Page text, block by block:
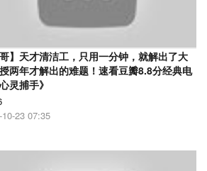
哥】天才清洁工，只用一分钟，就解出了大
两年才解出的难题！速看豆瓣8.8分经典电
灵捕手》
23 07:35